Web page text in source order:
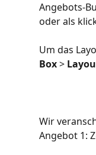
Angebots-
oder als
Um das
Box >
Wir
Angebot 1: